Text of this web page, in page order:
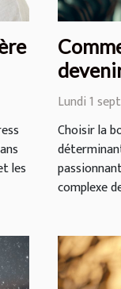
les
Lundi 1
Choisir la
complexe